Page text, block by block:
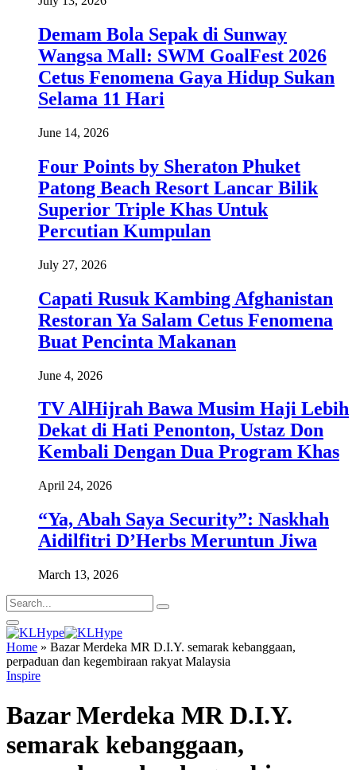
Demam Bola Sepak di Sunway
Wangsa Mall: SWM GoalFest 2026
Cetus Fenomena Gaya Hidup Sukan
Selama 11 Hari
June 14, 2026
Four Points by Sheraton Phuket
Patong Beach Resort Lancar Bilik
Superior Triple Khas Untuk
Percutian Kumpulan
July 27, 2026
Capati Rusuk Kambing Afghanistan
Restoran Ya Salam Cetus Fenomena
Buat Pencinta Makanan
June 4, 2026
TV AlHijrah Bawa Musim Haji Lebih
Dekat di Hati Penonton, Ustaz Don
Kembali Dengan Dua Program Khas
April 24, 2026
“Ya, Abah Saya Security”: Naskhah
Aidilfitri D’Herbs Meruntun Jiwa
March 13, 2026
Home » Bazar Merdeka MR D.I.Y. semarak kebanggaan,
perpaduan dan kegembiraan rakyat Malaysia
Inspire
Bazar Merdeka MR D.I.Y.
semarak kebanggaan,